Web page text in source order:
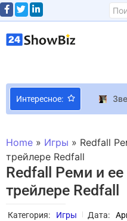
Интересное:
Home » Игры » Redfall
трейлере Redfall
Redfall Реми и
трейлере Redfall
Категория: Игры Дата: